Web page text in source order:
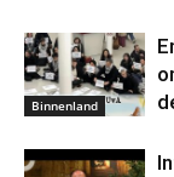
Binnenland